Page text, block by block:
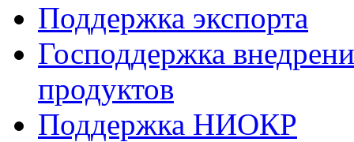
Поддержка экспорта
Господдержка
продуктов
Поддержка НИОКР